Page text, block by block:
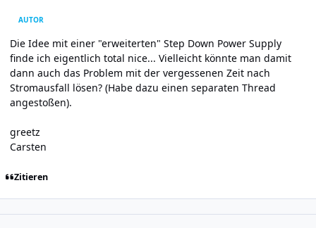
AUTOR
Die Idee mit einer "erweiterten" Step Down Power Supply
finde ich eigentlich total nice... Vielleicht könnte man damit
dann auch das Problem mit der vergessenen Zeit nach
Stromausfall lösen? (Habe dazu einen separaten Thread
angestoßen).
greetz
Carsten
Zitieren